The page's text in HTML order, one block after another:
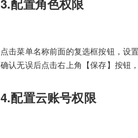
3.配置角色权限
点击菜单名称前面的复选框按钮，设
确认无误后点击右上角【保存】按钮
4.配置云账号权限